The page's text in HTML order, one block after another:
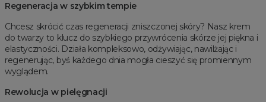
Regeneracja w szybkim tempie
Chcesz skrócić czas regeneracji zniszczonej skóry? Nasz krem
do twarzy to klucz do szybkiego przywrócenia skórze jej piękna i
elastyczności. Działa kompleksowo, odżywiając, nawilżając i
regenerując, byś każdego dnia mogła cieszyć się promiennym
wyglądem.
Rewolucja w pielęgnacji